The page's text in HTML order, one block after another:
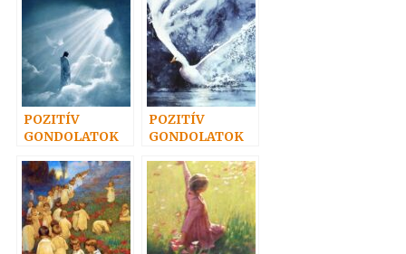
POZITÍV
GONDOLATOK
POZITÍV
GONDOLATOK